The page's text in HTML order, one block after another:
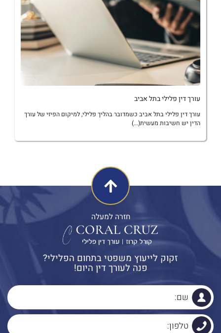
עורך דין פלילי בתל אביב
עורך דין פלילי בתל אביב כשמדובר בהליך פלילי, למיקום הפיזי של עורך
הדין יש חשיבות מעשית(...)
חזרה למעלה
זקוק לייעוץ משפטי בתחום הפלילי?
פנה לעורך דין היום!